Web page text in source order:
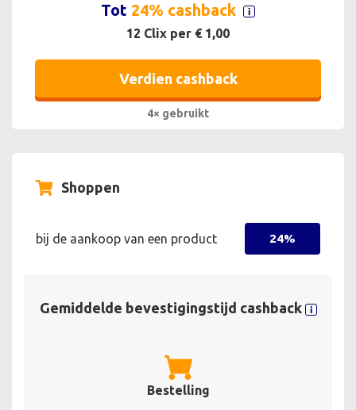
Tot 24% cashback
12 Clix per € 1,00
Verdien cashback
4× gebruikt
Shoppen
bij de aankoop van een product 24%
Gemiddelde bevestigingstijd cashback
Bestelling